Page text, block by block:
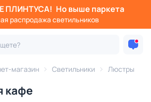
ПЛИНТУСА! Но выше паркета
распродажа светильников
магазин Светильники Люстры
кафе
Фильтры